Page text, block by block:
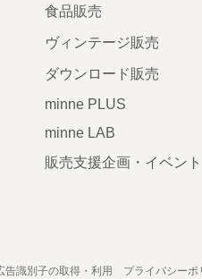
食品販売
ヴィンテージ販売
ダウンロード販売
minne PLUS
minne LAB
販売支援企画・イベント
告識別子の取得・利用 プライバシーポ